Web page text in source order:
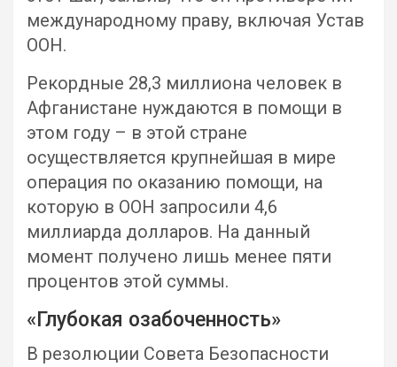
международному праву, включая Устав
ООН.
Рекордные 28,3 миллиона человек в
Афганистане нуждаются в помощи в
этом году – в этой стране
осуществляется крупнейшая в мире
операция по оказанию помощи, на
которую в ООН запросили 4,6
миллиарда долларов. На данный
момент получено лишь менее пяти
процентов этой суммы.
«Глубокая озабоченность»
В резолюции Совета Безопасности